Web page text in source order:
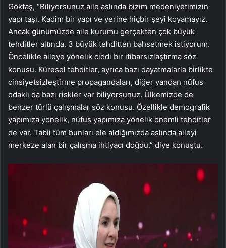
Göktaş, “Biliyorsunuz aile aslında bizim medeniyetimizin
yapı taşı. Kadim bir yapı ve yerine hiçbir şeyi koyamayız.
Ancak günümüzde aile kurumu gerçekten çok büyük
tehditler altında. 3 büyük tehditten bahsetmek istiyorum.
Öncelikle aileye yönelik ciddi bir itibarsızlaştırma söz
konusu. Küresel tehditler, ayrıca bazı dayatmalarla birlikte
cinsiyetsizleştirme propagandaları, diğer yandan nüfus
odaklı da bazı riskler var biliyorsunuz. Ülkemizde de
benzer türlü çalışmalar söz konusu. Özellikle demografik
yapımıza yönelik, nüfus yapımıza yönelik önemli tehditler
de var. Tabii tüm bunları ele aldığımızda aslında aileyi
merkeze alan bir çalışma ihtiyacı doğdu.” diye konuştu.